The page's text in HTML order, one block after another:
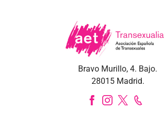
Bravo Murillo, 4. Bajo.
28015 Madrid.